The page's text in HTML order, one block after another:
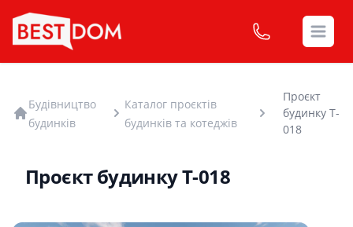
Будівництво
будинків
Каталог проєктів
будинків та котеджів
Проєкт
будинку T-
018
Проєкт будинку T-018